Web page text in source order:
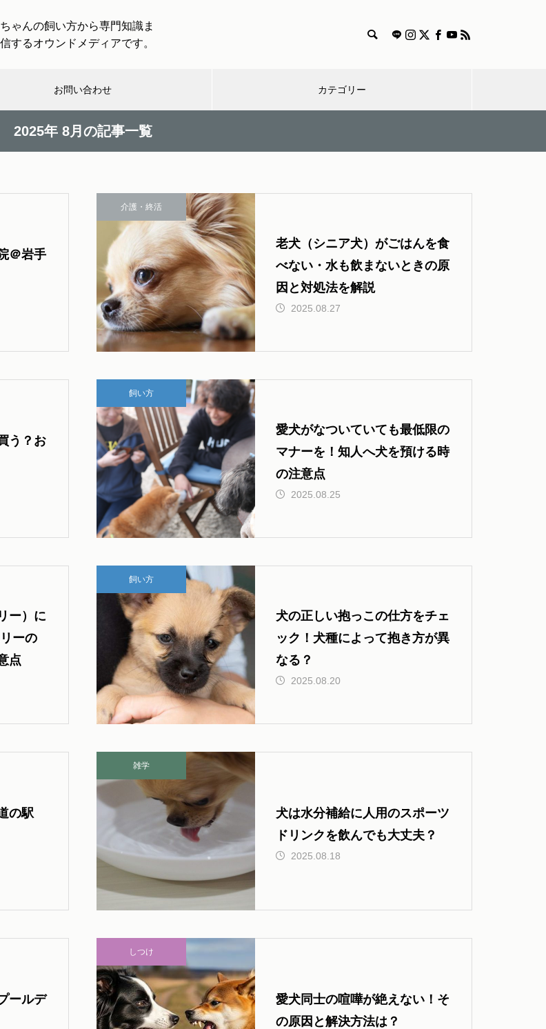
ゃんの飼い方から専門知識ま
するオウンドメディアです。
お問い合わせ カテゴリー
健 取 取材企業・
む
一緒に大型犬まで専用バスで旅
行を楽しめる！
愛犬とのおでかけするときの持
犬と出かける際のルールとマナ
ー【お散歩 ドッグラン ドッグ
カフェ編】
犬と出かける際のマナー【車や
2025年 8月の記事一覧
＠岩手
介護・終活
老犬（シニア犬）がごはんを食
べない・水も飲まないときの原
因と対処法を解説
2025.08.27
う？お
飼い方
愛犬がなついていても最低限の
マナーを！知人へ犬を預ける時
の注意点
2025.08.25
ー）に
ーの
点
飼い方
犬の正しい抱っこの仕方をチェ
ック！犬種によって抱き方が異
なる？
2025.08.20
の駅
雑学
犬は水分補給に人用のスポーツ
ドリンクを飲んでも大丈夫？
2025.08.18
ールデ
しつけ
愛犬同士の喧嘩が絶えない！そ
の原因と解決方法は？